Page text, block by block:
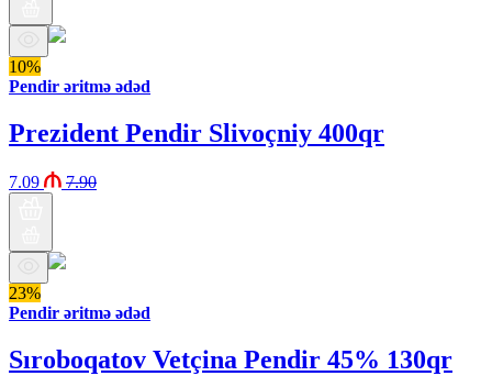
10%
Pendir əritmə ədəd
Prezident Pendir Slivoçniy 400qr
7.09 7.90
23%
Pendir əritmə ədəd
Sıroboqatov Vetçina Pendir 45% 130qr